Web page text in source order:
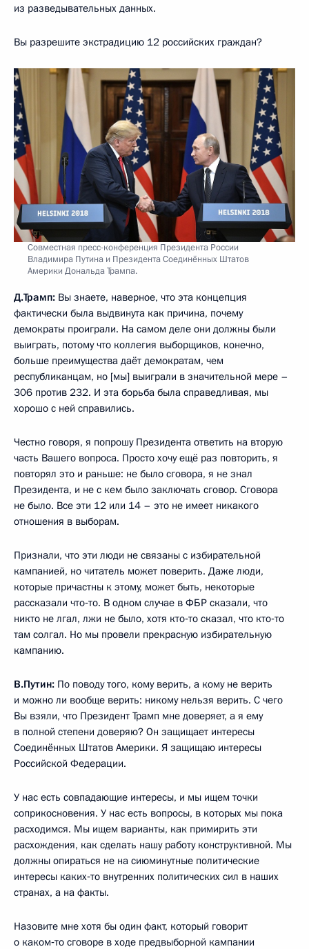
из разведывательных данных.
Вы разрешите экстрадицию 12 российских граждан?
Совместная пресс-конференция Президента России
Владимира Путина и Президента Соединённых Штатов
Америки Дональда Трампа.
Д.Трамп: Вы знаете, наверное, что эта концепция
фактически была выдвинута как причина, почему
демократы проиграли. На самом деле они должны были
выиграть, потому что коллегия выборщиков, конечно,
больше преимущества даёт демократам, чем
республиканцам, но [мы] выиграли в значительной мере –
306 против 232. И эта борьба была справедливая, мы
хорошо с ней справились.
Честно говоря, я попрошу Президента ответить на вторую
часть Вашего вопроса. Просто хочу ещё раз повторить, я
повторял это и раньше: не было сговора, я не знал
Президента, и не с кем было заключать сговор. Сговора
не было. Все эти 12 или 14 – это не имеет никакого
отношения в выборам.
Признали, что эти люди не связаны с избирательной
кампанией, но читатель может поверить. Даже люди,
которые причастны к этому, может быть, некоторые
рассказали что‑то. В одном случае в ФБР сказали, что
никто не лгал, лжи не было, хотя кто‑то сказал, что кто‑то
там солгал. Но мы провели прекрасную избирательную
кампанию.
В.Путин: По поводу того, кому верить, а кому не верить
и можно ли вообще верить: никому нельзя верить. С чего
Вы взяли, что Президент Трамп мне доверяет, а я ему
в полной степени доверяю? Он защищает интересы
Соединённых Штатов Америки. Я защищаю интересы
Российской Федерации.
У нас есть совпадающие интересы, и мы ищем точки
соприкосновения. У нас есть вопросы, в которых мы пока
расходимся. Мы ищем варианты, как примирить эти
расхождения, как сделать нашу работу конструктивной. Мы
должны опираться не на сиюминутные политические
интересы каких‑то внутренних политических сил в наших
странах, а на факты.
Назовите мне хотя бы один факт, который говорит
о каком‑то сговоре в ходе предвыборной кампании